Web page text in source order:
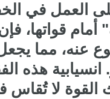
العمل في
قواتها،
عنه، مما
هذه
القوة لا تُقاس